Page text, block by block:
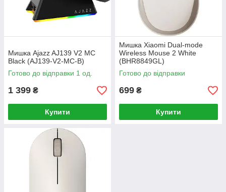
Мишка Ajazz AJ139 V2 MC
Black (AJ139-V2-MC-B)
Готово до відправки 1 од.
1 399 ₴
Купити
Мишка Xiaomi Dual-mode
Wireless Mouse 2 White
(BHR8849GL)
Готово до відправки
699 ₴
Купити